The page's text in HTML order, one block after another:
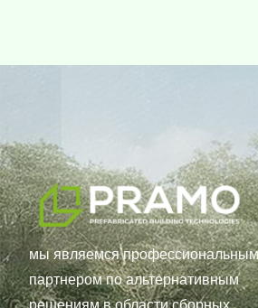
мы являемся профессиональным
партнером по альтернативным
решениям в области сборных